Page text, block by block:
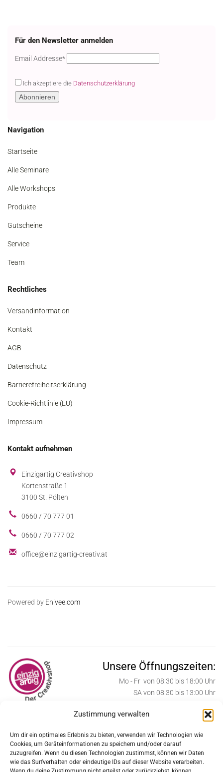
Zustimmung verwalten
Um dir ein optimales Erlebnis zu bieten, verwenden wir Technologien wie
Cookies, um Geräteinformationen zu speichern und/oder darauf
zuzugreifen. Wenn du diesen Technologien zustimmst, können wir Daten
wie das Surfverhalten oder eindeutige IDs auf dieser Website verarbeiten.
Für den Newsletter anmelden
Email Addresse*
Ich akzeptiere die Datenschutzerklärung
Navigation
Startseite
Alle Seminare
Alle Workshops
Produkte
Gutscheine
Service
Team
Rechtliches
Versandinformation
Kontakt
AGB
Datenschutz
Barrierefreiheitserklärung
Cookie-Richtlinie (EU)
Impressum
Kontakt aufnehmen
Einzigartig Creativshop
Kortenstraße 1
3100 St. Pölten
0660 / 70 777 01
0660 / 70 777 02
office@einzigartig-creativ.at
Powered by Enivee.com
Unsere Öffnungszeiten:
Mo - Fr von 08:30 bis 18:00 Uhr
SA von 08:30 bis 13:00 Uhr
ab Oktober bis Weihnachten:
Weihnachtssamstage:
SA von 08:30 bis 18:00 Uhr